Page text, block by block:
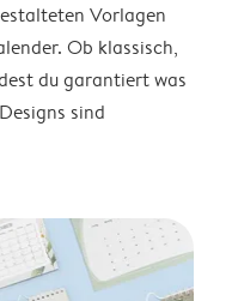
Vorlagen
Ob klassisch,
du garantiert was
sind